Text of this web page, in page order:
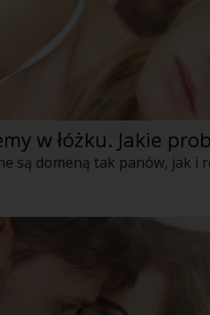
w łóżku. Jakie